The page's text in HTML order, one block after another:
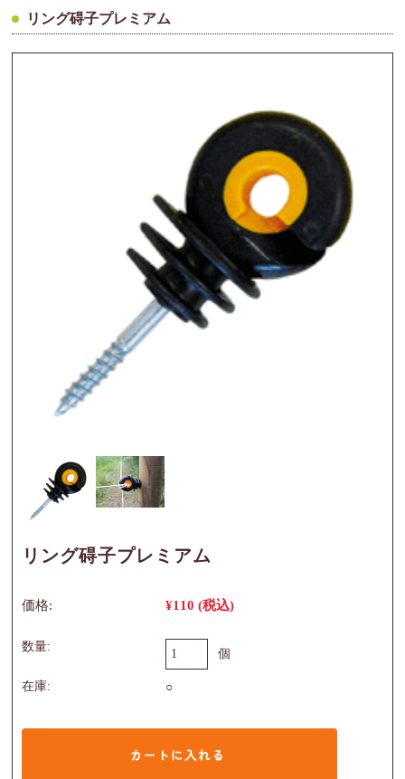
リング碍子プレミアム
リング碍子プレミアム
価格: ¥110 (税込)
数量:
個
在庫: ○